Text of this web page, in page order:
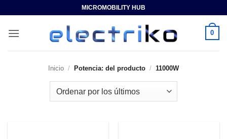
contenido
MICROMOBILITY HUB
0
Inicio / Potencia: del producto / 11000W